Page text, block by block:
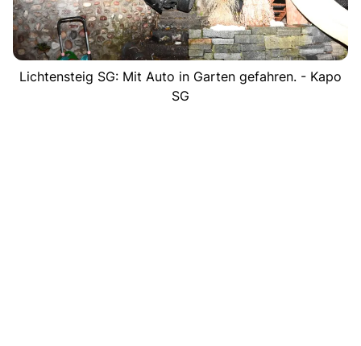
Lichtensteig SG: Mit Auto in Garten gefahren. - Kapo
SG